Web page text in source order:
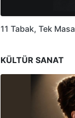
11 Tabak, Tek Masa
KÜLTÜR SANAT